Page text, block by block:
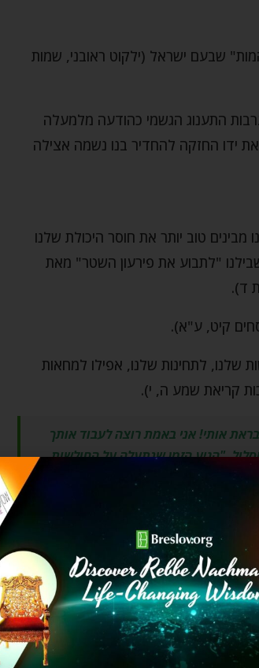
שבעם ישראל (ילקוט ראובני, שמות
התענוג הגשמי כהודעה מלמעלה
ידו החזקה להחדיר בנו נשמה אצילה
טוב יותר את חוסר היכולת שלנו
"לתבוע את פירעון השטר" מאת
ד).
קיט, ע"א).
שלנו, לתחינות שלנו, אפילו למחאות
קריאת שמע ה, י).
אותי! אני באמת רוצה לעבוד אותך
"הגיע הזמן שנתעלה על החולשות
את הסיוע האלוקי שלך? ודאי
את העתיד לבוא!"
המודעות של כל אחד ואחד. מודעותו
"את פירעון השטר" הוא עשה זאת
הגאולה, כך מגלה לנו רבי נתן מברסלב
בתפילה מעין זו אל הקב"ה, הייתה זו